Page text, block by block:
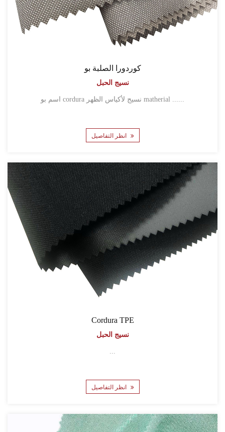
كوردورا الصلبة بو
نسيج الحبل
انظر التفاصيل
Cordura TPE
نسيج الحبل